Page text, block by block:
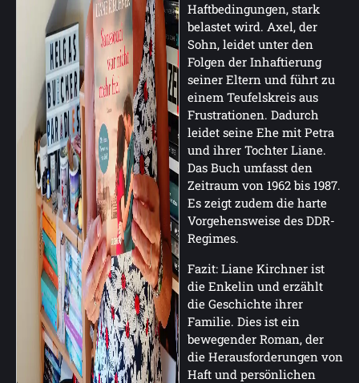
Haftbedingungen, stark
belastet wird. Axel, der
Sohn, leidet unter den
Folgen der Inhaftierung
seiner Eltern und führt zu
einem Teufelskreis aus
Frustrationen. Dadurch
leidet seine Ehe mit Petra
und ihrer Tochter Liane.
Das Buch umfasst den
Zeitraum von 1962 bis 1987.
Es zeigt zudem die harte
Vorgehensweise des DDR-
Regimes.
Fazit: Liane Kirchner ist
die Enkelin und erzählt
die Geschichte ihrer
Familie. Dies ist ein
bewegender Roman, der
die Herausforderungen von
Haft und persönlichen